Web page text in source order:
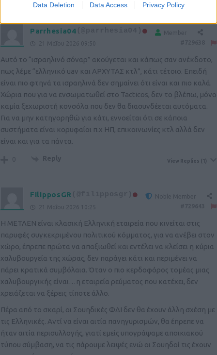
Data Deletion Data Access Privacy Policy
Parrhesia04
Member
21 Μαΐου 2026 09:50
Αυτό το “ισραηλινό σόναρ” ακούγεται και κάπως σαν ανέκδοτο,
πως λέμε “ελληνικό uav και ΑΡΧΥΤΑΣ κτλ”, κάτι τέτοιο. Επειδή
είναι πιο φτηνά τα ισραηλινά δεν σημαίνει ότι είναι και πιο καλά.
Χώρια που για να ενσωματωθεί στο Tacticos, δεν το βλέπω, μόνο
καμία ξεχωριστή κονσόλα που δεν θα διασυνδέεται αυτόματα.
Για να μην κατηγορηθώ για κάτι, εννοείται ότι σε κάποια
συστήματα είναι κορυφαίοι π.χ ΗΠ, επικοινωνίες κτλ αλλά δεν
είναι και για τα πάντα.
0 Reply View Replies (1)
FilipposGR (@filipposgr)
Noble Member
21 Μαΐου 2026 10:25
Η ΜΕΤΛΕΝ είναι κλασική Ελληνική εταιρεία που κινείται στις
παρυφές συγκεκριμένου πολιτικού κόμματος, για να ανέβει στον
χώρο, έπρεπε πρώτα να απαξιωθεί και εντέλει να κλείσει η κύρια
χαλυβουργεία της χώρας, δεν παράγει κάτι και περιμένει να
πάρει κρατικά συμβόλαια. Όταν ο πιο κερδοφόρος τομέας μιας
χαλυβουργικής είναι…η εταιρεία ρεύματος που κατέχει, δεν
χρειάζεται να ξέρεις τίποτε άλλο.
Πέρα από το σκαρί, οι Σουηδικές ΦΔΙ δεν θα έχουν άλλη σχέση με
τις Ελληνικές. Αντί να είναι αιτία πανηγυρισμών, θα έπρεπε να
ήταν αιτία περισυλλογής, γιατί εμείς υπογράψαμε αποικιακού
τύπου σύμβαση, να τις πάρουμε λειψές ενώ οι Σουηδοί τις έχουν